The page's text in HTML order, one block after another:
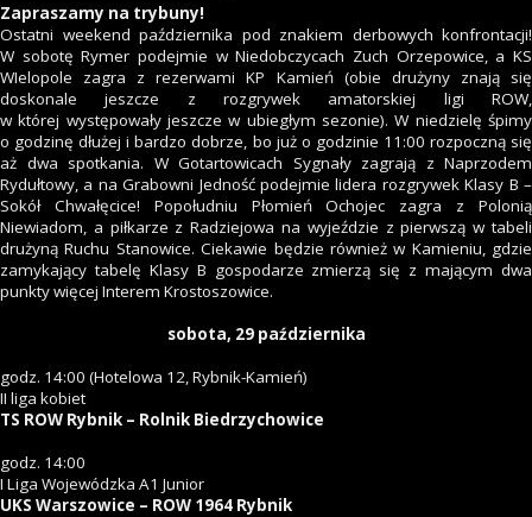
Zapraszamy na trybuny!
Ostatni weekend października pod znakiem derbowych konfrontacji!
W sobotę Rymer podejmie w Niedobczycach Zuch Orzepowice, a KS
WIelopole zagra z rezerwami KP Kamień (obie drużyny znają się
doskonale jeszcze z rozgrywek amatorskiej ligi ROW,
w której występowały jeszcze w ubiegłym sezonie). W niedzielę śpimy
o godzinę dłużej i bardzo dobrze, bo już o godzinie 11:00 rozpoczną się
aż dwa spotkania. W Gotartowicach Sygnały zagrają z Naprzodem
Rydułtowy, a na Grabowni Jedność podejmie lidera rozgrywek Klasy B –
Sokół Chwałęcice! Popołudniu Płomień Ochojec zagra z Polonią
Niewiadom, a piłkarze z Radziejowa na wyjeździe z pierwszą w tabeli
drużyną Ruchu Stanowice. Ciekawie będzie również w Kamieniu, gdzie
zamykający tabelę Klasy B gospodarze zmierzą się z mającym dwa
punkty więcej Interem Krostoszowice.
sobota, 29 października
godz. 14:00 (Hotelowa 12, Rybnik-Kamień)
II liga kobiet
TS ROW Rybnik – Rolnik Biedrzychowice
godz. 14:00
I Liga Wojewódzka A1 Junior
UKS Warszowice – ROW 1964 Rybnik